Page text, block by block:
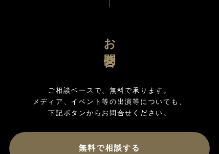
お問合せ
ご相談ベースで、無料で承ります。
メディア、イベント等の出演等についても、
無料で相談する